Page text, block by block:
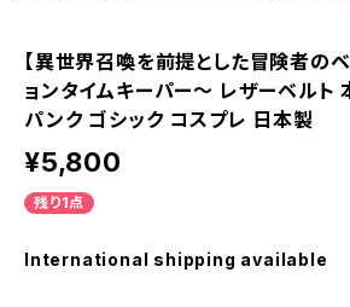
【異世界召喚を前提とした冒険者の
ョンタイムキーパー～ レザーベルト
パンク ゴシック コスプレ 日本製
¥5,800
残り1点
International shipping available